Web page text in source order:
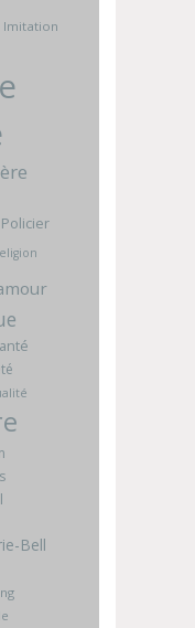
Imitation
Policier
Bell